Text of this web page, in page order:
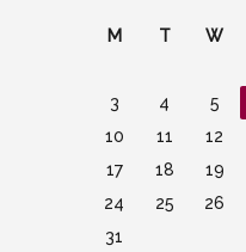
M T W
3
4 5
10
11 12
17
18 19
24
25 26
31